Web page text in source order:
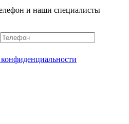
и наши специалисты